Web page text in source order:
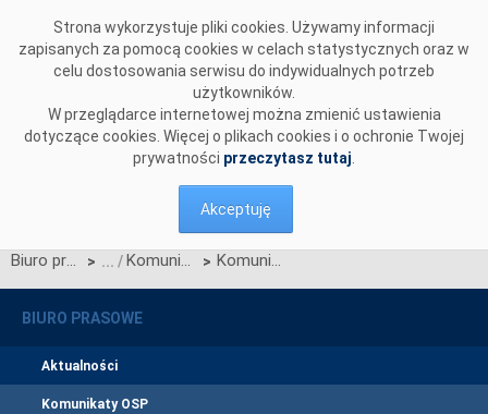
Strona wykorzystuje pliki cookies. Używamy informacji
zapisanych za pomocą cookies w celach statystycznych oraz w
celu dostosowania serwisu do indywidualnych potrzeb
użytkowników.
W przeglądarce internetowej można zmienić ustawienia
dotyczące cookies. Więcej o plikach cookies i o ochronie Twojej
prywatności przeczytasz tutaj
Akceptuję
Biuro prasowe > Komunikaty OSP > Komunikat OSP dotyczący zawieszenia procesu Jednolitego łączenia Rynków Dnia Bieżącego w dniu 25.08.2020
BIURO PRASOWE
Aktualności
Komunikaty OSP